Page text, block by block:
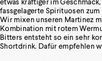
etwas kräftiger im
fassgelagerte Spirituosen
Wir mixen unseren Martinez
Kombination mit rotem
Bitters entsteht so ein sehr
Shortdrink. Dafür empfehlen